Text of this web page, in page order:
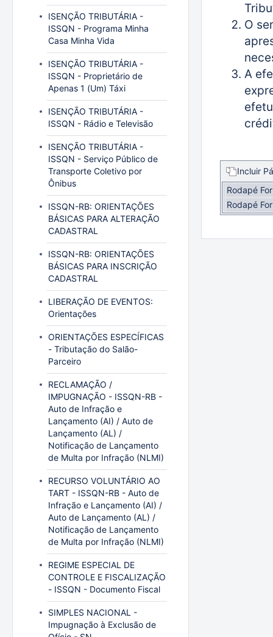
O
A
Incluir
Rodapé
Rodapé
ISENÇÃO TRIBUTÁRIA -
ISSQN - Programa Minha
Casa Minha Vida
ISENÇÃO TRIBUTÁRIA -
ISSQN - Proprietário de
Apenas 1 (Um) Táxi
ISENÇÃO TRIBUTÁRIA -
ISSQN - Rádio e Televisão
ISENÇÃO TRIBUTÁRIA -
ISSQN - Serviço Público de
Transporte Coletivo por
Ônibus
ISSQN-RB: ORIENTAÇÕES
BÁSICAS PARA ALTERAÇÃO
CADASTRAL
ISSQN-RB: ORIENTAÇÕES
BÁSICAS PARA INSCRIÇÃO
CADASTRAL
LIBERAÇÃO DE EVENTOS:
Orientações
ORIENTAÇÕES ESPECÍFICAS
- Tributação do Salão-
Parceiro
RECLAMAÇÃO /
IMPUGNAÇÃO - ISSQN-RB -
Auto de Infração e
Lançamento (AI) / Auto de
Lançamento (AL) /
Notificação de Lançamento
de Multa por Infração (NLMI)
RECURSO VOLUNTÁRIO AO
TART - ISSQN-RB - Auto de
Infração e Lançamento (AI) /
Auto de Lançamento (AL) /
Notificação de Lançamento
de Multa por Infração (NLMI)
REGIME ESPECIAL DE
CONTROLE E FISCALIZAÇÃO
- ISSQN - Documento Fiscal
SIMPLES NACIONAL -
Impugnação à Exclusão de